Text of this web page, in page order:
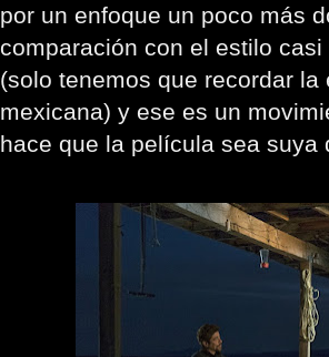
por un enfoque un poco más
comparación con el estilo
(solo tenemos que recordar
mexicana) y ese es un
hace que la película sea suya